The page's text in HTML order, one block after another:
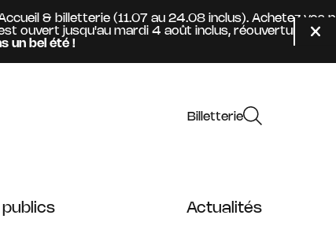
& billetterie (11.07 au 24.08 inclus). Achetez vos
jusqu'au mardi 4 août inclus, réouverture mercredi
été !
Billetterie
Actualités